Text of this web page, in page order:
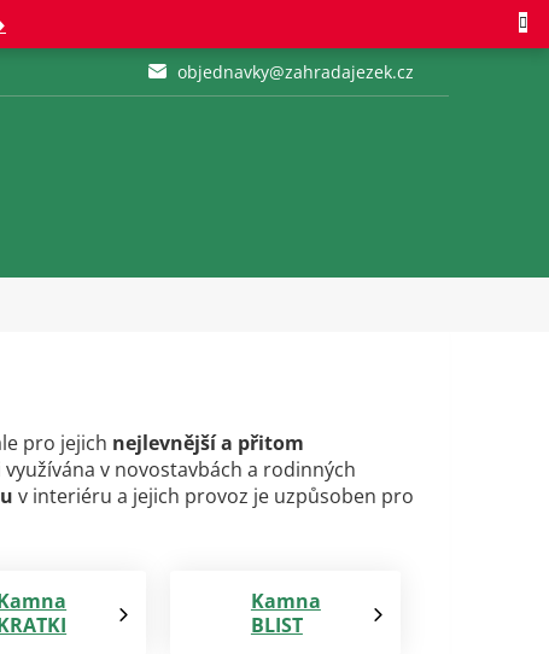
objednavky@zahradajezek.cz
pro jejich nejlevnější a přitom
v novostavbách a rodinných
v interiéru a jejich provoz je uzpůsoben pro
Kamna
BLIST